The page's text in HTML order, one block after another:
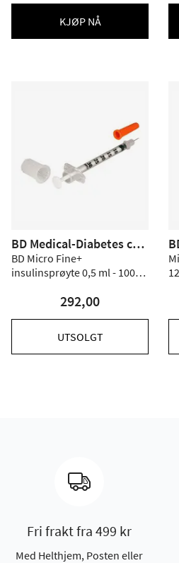
KJØP NÅ
BD Medical-Diabetes car
e
BD Micro Fine+
insulinsprøyte 0,5 ml - 100
292,00
UTSOLGT
e
Fri frakt fra 499 kr
Med Helthjem, Posten eller